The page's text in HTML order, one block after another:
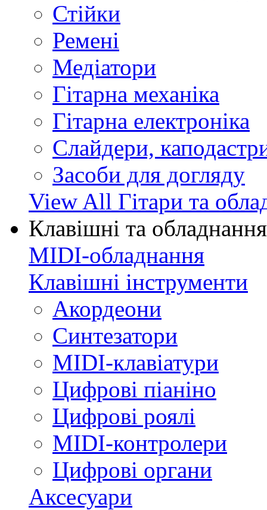
Стійки
Ремені
Медіатори
Гітарна механіка
Гітарна електроніка
Слайдери,
Засоби для догляду
View All Гітари та
Клавішні та обладнання
MIDI-обладнання
Клавішні інструменти
Акордеони
Синтезатори
MIDI-клавіатури
Цифрові піаніно
Цифрові роялі
MIDI-контролери
Цифрові органи
Аксесуари